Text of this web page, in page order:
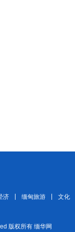
济 缅甸旅游 文化
版权所有 缅华网